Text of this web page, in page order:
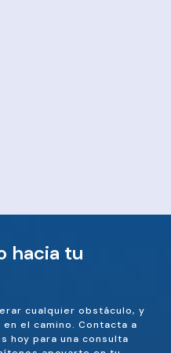
hacia tu
cualquier obstáculo, y
el camino. Contacta a
hoy para una consulta